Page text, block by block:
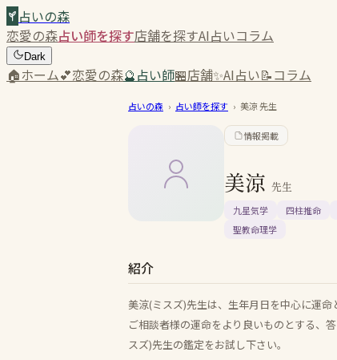
占いの森
恋愛の森占い師を探す店舗を探すAI占いコラム
Dark
🏠ホーム💕恋愛の森🔮占い師🏪店舗✨AI占い📝コラム
占いの森 › 占い師を探す › 美涼先生
情報掲載
美涼 先生
九星気学 四柱推命
聖教命理学
紹介
美涼(ミスズ)先生は、生年月日を中心に運
ご相談者様の運命をより良いものとする、
スズ)先生の鑑定をお試し下さい。